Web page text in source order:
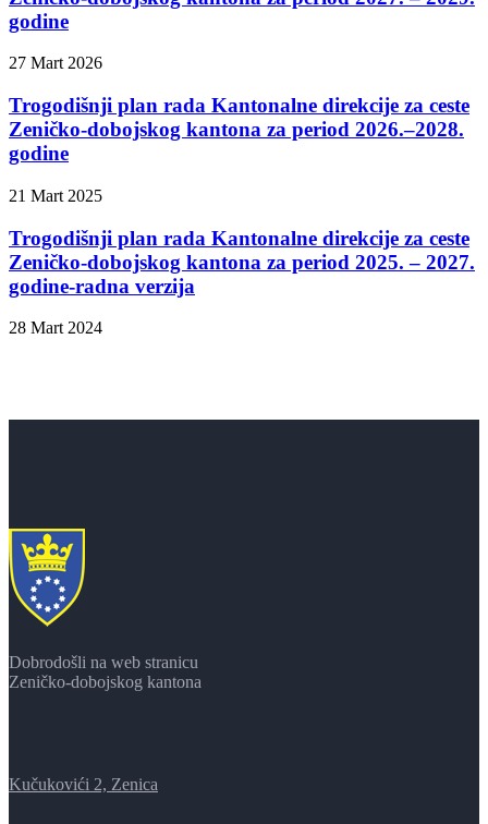
godine
27 Mart 2026
Trogodišnji plan rada Kantonalne direkcije za ceste
Zeničko-dobojskog kantona za period 2026.–2028.
godine
21 Mart 2025
Trogodišnji plan rada Kantonalne direkcije za ceste
Zeničko-dobojskog kantona za period 2025. – 2027.
godine-radna verzija
28 Mart 2024
Dobrodošli na web stranicu
Zeničko-dobojskog kantona
Kučukovići 2, Zenica